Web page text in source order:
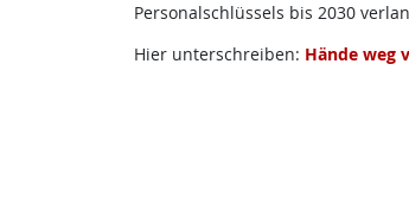
Personalschlüssels bis 2030
Hier unterschreiben: Hände weg